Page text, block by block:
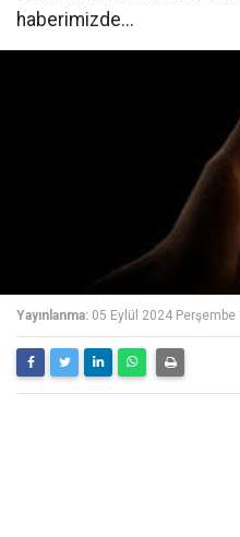
haberimizde...
Yayınlanma: 05 Eylül 2024 Perşembe